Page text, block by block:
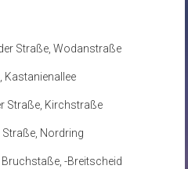
Straße, Wodanstraße
Kastanienallee
Straße, Kirchstraße
Straße, Nordring
-Breitscheid